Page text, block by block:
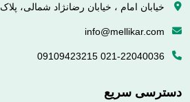
خیابان امام ، خیابان رضانژاد شمالی، پلاک 4، طبقه دوم غربی
info@mellikar.com
021-22040036
09109423215
دسترسی سریع